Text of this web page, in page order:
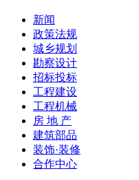
新闻
政策法规
城乡规划
勘察设计
招标投标
工程建设
工程机械
房 地 产
建筑部品
装饰·装修
合作中心